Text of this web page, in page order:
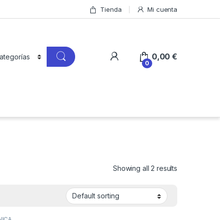
Tienda Mi cuenta
0
0,00€
Showing all 2 results